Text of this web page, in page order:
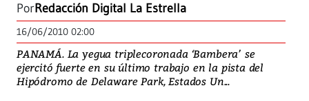
PorRedacción Digital La Estrella
16/06/2010 02:00
PANAMÁ. La yegua triplecoronada ‘Bambera’ se
ejercitó fuerte en su último trabajo en la pista del
Hipódromo de Delaware Park, Estados Un...